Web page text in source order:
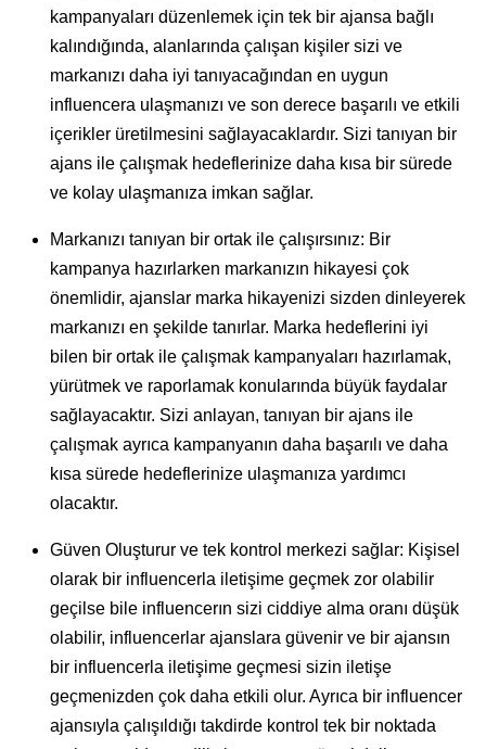
kampanyaları düzenlemek için tek bir ajansa bağlı
kalındığında, alanlarında çalışan kişiler sizi ve
markanızı daha iyi tanıyacağından en uygun
influencera ulaşmanızı ve son derece başarılı ve etkili
içerikler üretilmesini sağlayacaklardır. Sizi tanıyan bir
ajans ile çalışmak hedeflerinize daha kısa bir sürede
ve kolay ulaşmanıza imkan sağlar.
Markanızı tanıyan bir ortak ile çalışırsınız: Bir
kampanya hazırlarken markanızın hikayesi çok
önemlidir, ajanslar marka hikayenizi sizden dinleyerek
markanızı en şekilde tanırlar. Marka hedeflerini iyi
bilen bir ortak ile çalışmak kampanyaları hazırlamak,
yürütmek ve raporlamak konularında büyük faydalar
sağlayacaktır. Sizi anlayan, tanıyan bir ajans ile
çalışmak ayrıca kampanyanın daha başarılı ve daha
kısa sürede hedeflerinize ulaşmanıza yardımcı
olacaktır.
Güven Oluşturur ve tek kontrol merkezi sağlar: Kişisel
olarak bir influencerla iletişime geçmek zor olabilir
geçilse bile influencerın sizi ciddiye alma oranı düşük
olabilir, influencerlar ajanslara güvenir ve bir ajansın
bir influencerla iletişime geçmesi sizin iletişe
geçmenizden çok daha etkili olur. Ayrıca bir influencer
ajansıyla çalışıldığı takdirde kontrol tek bir noktada